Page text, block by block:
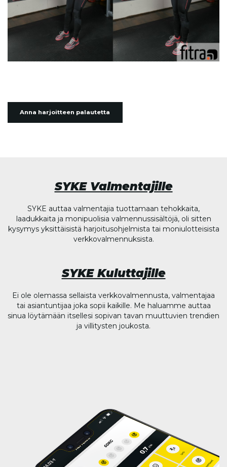
Anna harjoitteen palautetta
SYKE Valmentajille
SYKE auttaa valmentajia tuottamaan tehokkaita,
laadukkaita ja monipuolisia valmennussisältöjä, oli sitten
kysymys yksittäisistä harjoitusohjelmista tai moniulotteisista
verkkovalmennuksista.
SYKE Kuluttajille
Ei ole olemassa sellaista verkkovalmennusta, valmentajaa
tai asiantuntijaa joka sopii kaikille. Me haluamme auttaa
sinua löytämään itsellesi sopivan tavan muuttuvien trendien
ja villitysten joukosta.